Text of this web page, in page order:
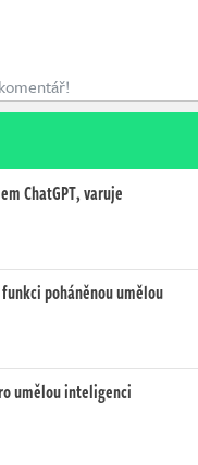
ChatGPT, varuje
poháněnou umělou
umělou inteligenci